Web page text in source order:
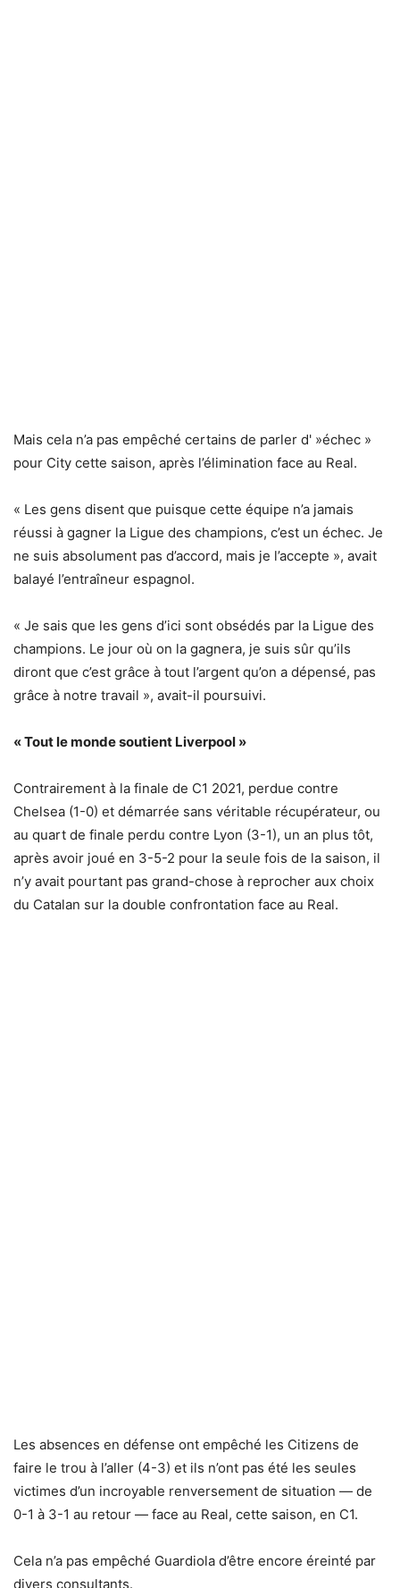
Mais cela n’a pas empêché certains de parler d' »échec »
pour City cette saison, après l’élimination face au Real.
« Les gens disent que puisque cette équipe n’a jamais
réussi à gagner la Ligue des champions, c’est un échec. Je
ne suis absolument pas d’accord, mais je l’accepte », avait
balayé l’entraîneur espagnol.
« Je sais que les gens d’ici sont obsédés par la Ligue des
champions. Le jour où on la gagnera, je suis sûr qu’ils
diront que c’est grâce à tout l’argent qu’on a dépensé, pas
grâce à notre travail », avait-il poursuivi.
« Tout le monde soutient Liverpool »
Contrairement à la finale de C1 2021, perdue contre
Chelsea (1-0) et démarrée sans véritable récupérateur, ou
au quart de finale perdu contre Lyon (3-1), un an plus tôt,
après avoir joué en 3-5-2 pour la seule fois de la saison, il
n’y avait pourtant pas grand-chose à reprocher aux choix
du Catalan sur la double confrontation face au Real.
Les absences en défense ont empêché les Citizens de
faire le trou à l’aller (4-3) et ils n’ont pas été les seules
victimes d’un incroyable renversement de situation — de
0-1 à 3-1 au retour — face au Real, cette saison, en C1.
Cela n’a pas empêché Guardiola d’être encore éreinté par
divers consultants.